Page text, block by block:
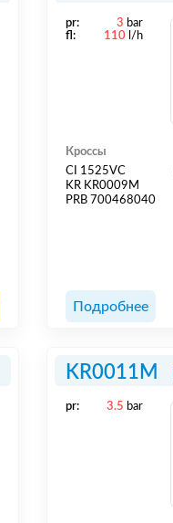
pr: 3 bar
fl:
110 l/h
Кроссы
CI 1525VC
KR KR0009M
PRB 700468040
Подробнее
KR0011M
pr: 3.5 bar